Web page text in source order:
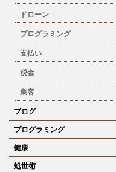
ドローン
プログラミング
支払い
税金
集客
ブログ
プログラミング
健康
処世術